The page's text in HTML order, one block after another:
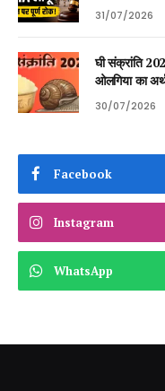
31/07/2026
घी संक्रांति
ओलगिया का
30/07/2026
Facebook
Instagram
WhatsApp